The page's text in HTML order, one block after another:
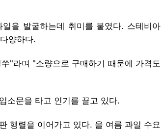
을 발굴하는데 취미를 붙였다. 스테비아
양하다.
"라며 "소량으로 구매하기 때문에 가격도
소문을 타고 인기를 끌고 있다.
행렬을 이어가고 있다. 올 여름 과일 수요